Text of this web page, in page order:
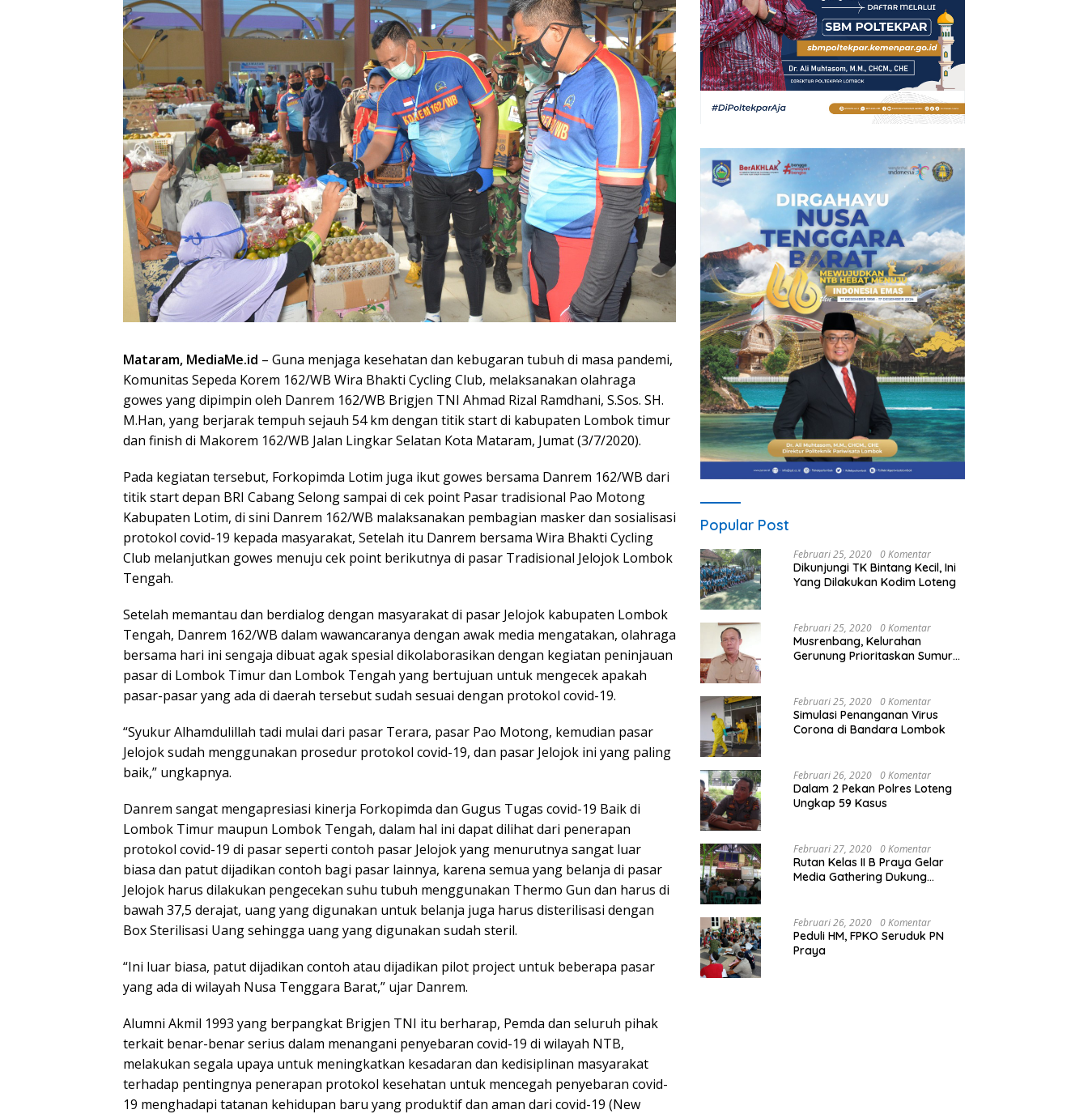
Mataram, MediaMe.id – Guna menjaga kesehatan dan kebugaran tubuh di masa pandemi,
Komunitas Sepeda Korem 162/WB Wira Bhakti Cycling Club, melaksanakan olahraga
gowes yang dipimpin oleh Danrem 162/WB Brigjen TNI Ahmad Rizal Ramdhani, S.Sos. SH.
M.Han, yang berjarak tempuh sejauh 54 km dengan titik start di kabupaten Lombok timur
dan finish di Makorem 162/WB Jalan Lingkar Selatan Kota Mataram, Jumat (3/7/2020).
Pada kegiatan tersebut, Forkopimda Lotim juga ikut gowes bersama Danrem 162/WB dari
titik start depan BRI Cabang Selong sampai di cek point Pasar tradisional Pao Motong
Kabupaten Lotim, di sini Danrem 162/WB malaksanakan pembagian masker dan sosialisasi
protokol covid-19 kepada masyarakat, Setelah itu Danrem bersama Wira Bhakti Cycling
Club melanjutkan gowes menuju cek point berikutnya di pasar Tradisional Jelojok Lombok
Tengah.
Setelah memantau dan berdialog dengan masyarakat di pasar Jelojok kabupaten Lombok
Tengah, Danrem 162/WB dalam wawancaranya dengan awak media mengatakan, olahraga
bersama hari ini sengaja dibuat agak spesial dikolaborasikan dengan kegiatan peninjauan
pasar di Lombok Timur dan Lombok Tengah yang bertujuan untuk mengecek apakah
pasar-pasar yang ada di daerah tersebut sudah sesuai dengan protokol covid-19.
“Syukur Alhamdulillah tadi mulai dari pasar Terara, pasar Pao Motong, kemudian pasar
Jelojok sudah menggunakan prosedur protokol covid-19, dan pasar Jelojok ini yang paling
baik,” ungkapnya.
Danrem sangat mengapresiasi kinerja Forkopimda dan Gugus Tugas covid-19 Baik di
Lombok Timur maupun Lombok Tengah, dalam hal ini dapat dilihat dari penerapan
protokol covid-19 di pasar seperti contoh pasar Jelojok yang menurutnya sangat luar
biasa dan patut dijadikan contoh bagi pasar lainnya, karena semua yang belanja di pasar
Jelojok harus dilakukan pengecekan suhu tubuh menggunakan Thermo Gun dan harus di
bawah 37,5 derajat, uang yang digunakan untuk belanja juga harus disterilisasi dengan
Box Sterilisasi Uang sehingga uang yang digunakan sudah steril.
“Ini luar biasa, patut dijadikan contoh atau dijadikan pilot project untuk beberapa pasar
yang ada di wilayah Nusa Tenggara Barat,” ujar Danrem.
Alumni Akmil 1993 yang berpangkat Brigjen TNI itu berharap, Pemda dan seluruh pihak
terkait benar-benar serius dalam menangani penyebaran covid-19 di wilayah NTB,
melakukan segala upaya untuk meningkatkan kesadaran dan kedisiplinan masyarakat
terhadap pentingnya penerapan protokol kesehatan untuk mencegah penyebaran covid-
19 menghadapi tatanan kehidupan baru yang produktif dan aman dari covid-19 (New
Popular Post
Februari 25, 2020 0 Komentar
Dikunjungi TK Bintang Kecil, Ini
Yang Dilakukan Kodim Loteng
Februari 25, 2020 0 Komentar
Musrenbang, Kelurahan
Gerunung Prioritaskan Sumur
Februari 25, 2020 0 Komentar
Simulasi Penanganan Virus
Corona di Bandara Lombok
Februari 26, 2020 0 Komentar
Dalam 2 Pekan Polres Loteng
Ungkap 59 Kasus
Februari 27, 2020 0 Komentar
Rutan Kelas II B Praya Gelar
Media Gathering Dukung
Februari 26, 2020 0 Komentar
Peduli HM, FPKO Seruduk PN
Praya